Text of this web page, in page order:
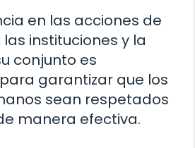
en las acciones de
instituciones y la
conjunto es
garantizar que los
sean respetados
manera efectiva.